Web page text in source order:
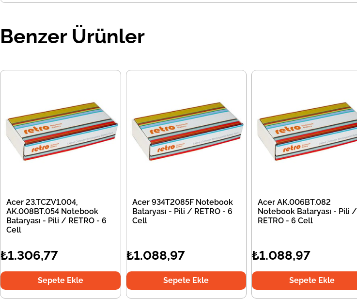
Benzer Ürünler
Acer 23.TCZV1.004,
AK.008BT.054 Notebook
Bataryası - Pili / RETRO - 6
Cell
₺1.306,77
Sepete Ekle
Acer 934T2085F Notebook
Bataryası - Pili / RETRO - 6
Cell
₺1.088,97
Sepete Ekle
Acer AK.006BT.082
Notebook Bataryası - Pili /
RETRO - 6 Cell
₺1.088,97
Sepete Ekle